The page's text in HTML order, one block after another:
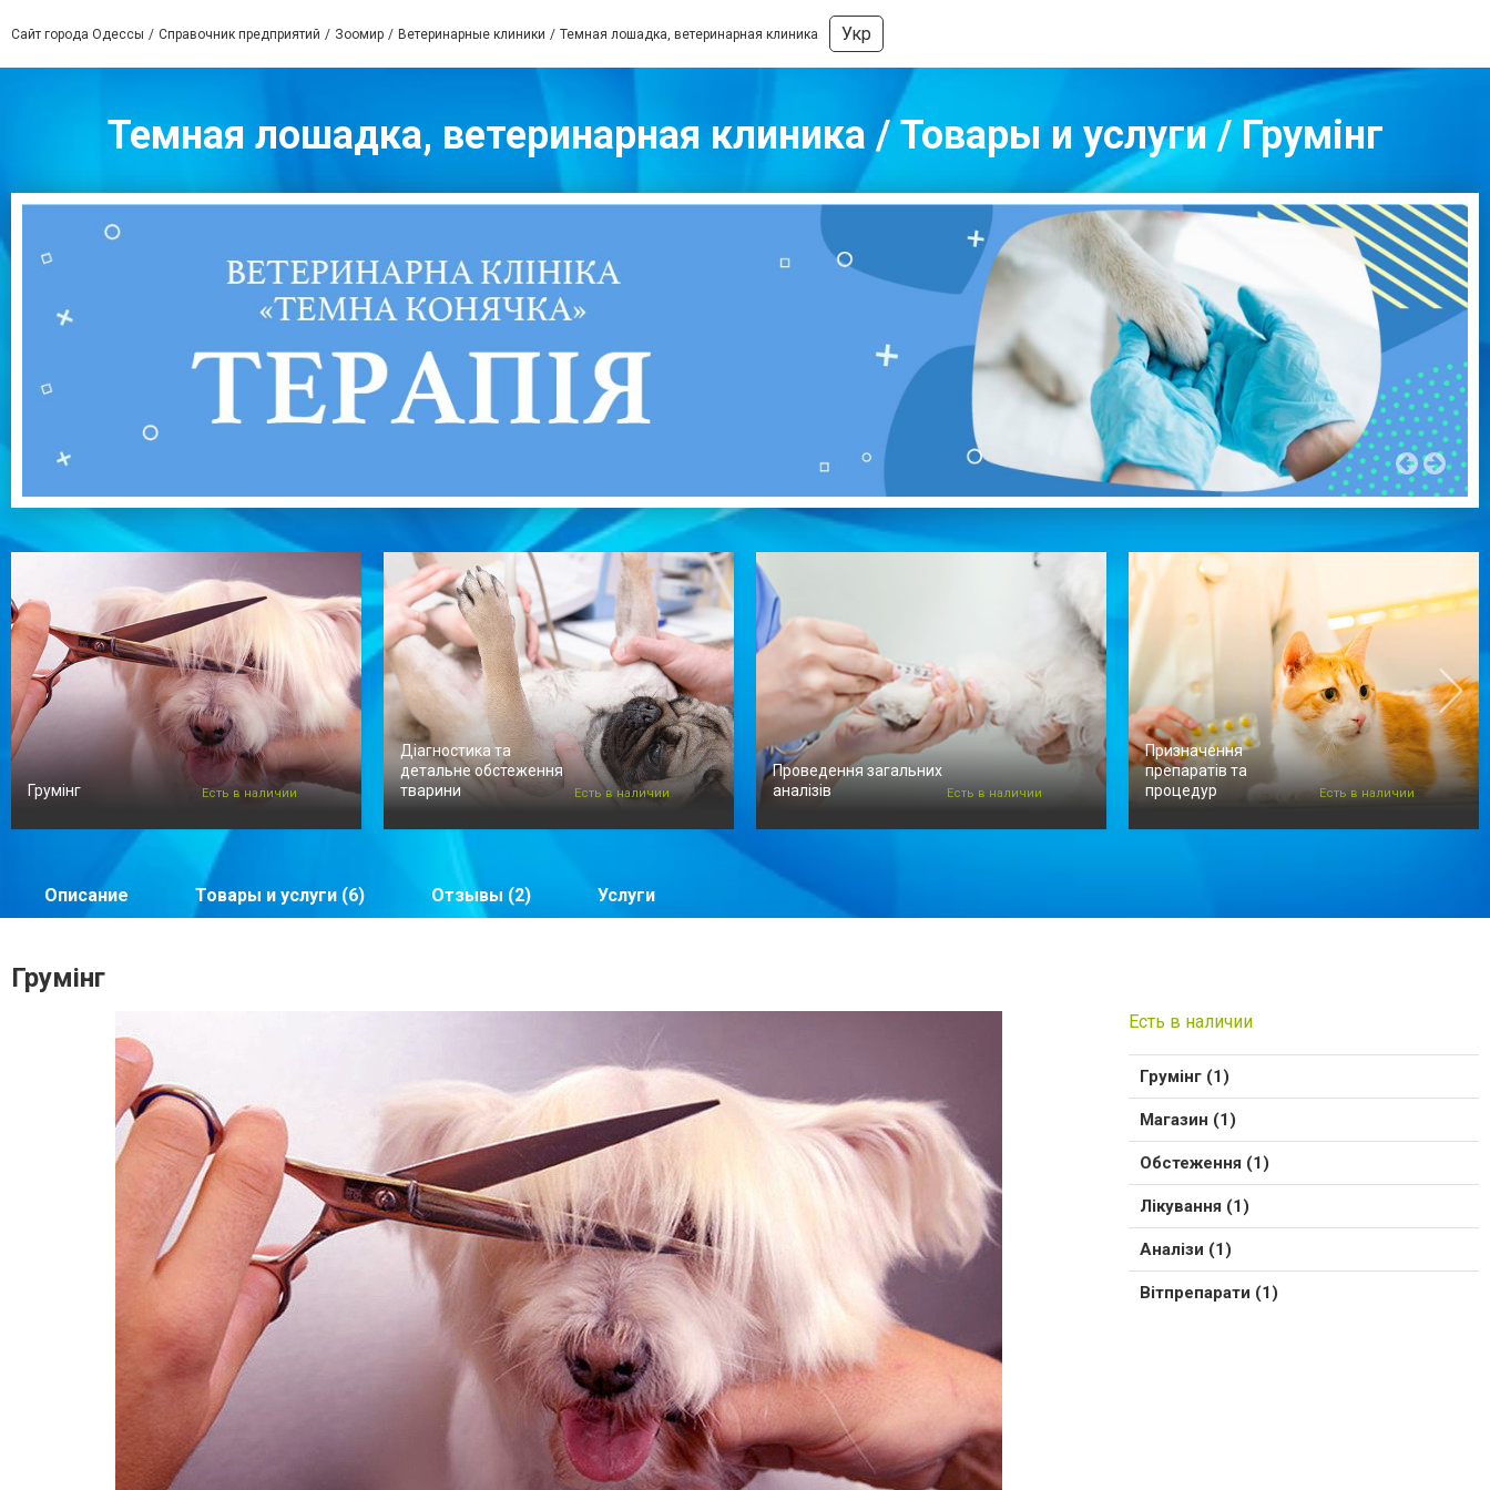
Сайт города Одессы Справочник предприятий Зоомир Ветеринарные клиники Темная лошадка, ветеринарная клиника Укр
Темная лошадка, ветеринарная клиника / Товары и услуги / Грумінг
Грумінг Есть в наличии
Діагностика та
детальне обстеження
тварини
Есть в наличии
Проведення загальних
аналізів
Есть в наличии
Призначення
препаратів та
процедур
Есть в наличии
Описание Товары и услуги (6) Отзывы (2) Услуги
Грумінг
Есть в наличии
Грумінг (1)
Магазин (1)
Обстеження (1)
Лікування (1)
Аналізи (1)
Вітпрепарати (1)